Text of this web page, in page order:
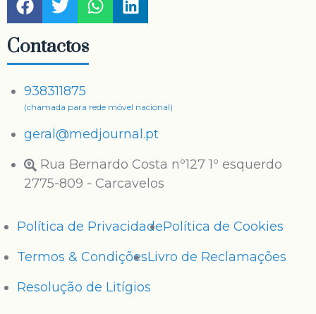
Contactos
938311875
(chamada para rede móvel nacional)
geral@medjournal.pt
Rua Bernardo Costa nº127 1º esquerdo
2775-809 - Carcavelos
Política de PrivacidadePolítica de Cookies
Termos & CondiçõesLivro de Reclamações
Resolução de Litígios